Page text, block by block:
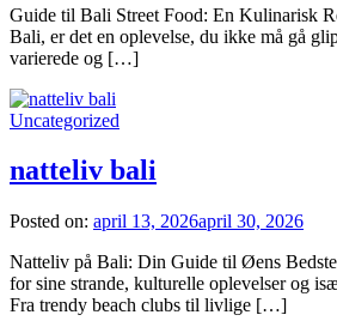
Guide til Bali Street Food: En Kulinarisk
Bali, er det en oplevelse, du ikke må gå
varierede og […]
Uncategorized
natteliv bali
Posted on: april 13, 2026april 30, 2026
Natteliv på Bali: Din Guide til Øens
for sine strande, kulturelle oplevelser og
Fra trendy beach clubs til livlige […]